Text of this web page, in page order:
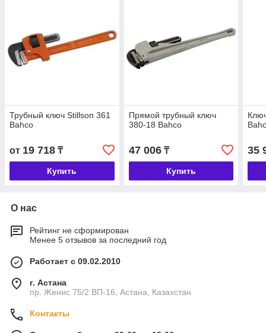
Трубный ключ Stillson 361
Bahco
от 19 718 ₸
Купить
Прямой трубный ключ
380-18 Bahco
47 006₸
Купить
35
О нас
Рейтинг не сформирован
Менее 5 отзывов за последний год
Работает с 09.02.2010
г. Астана
пр. Женис 75/2 ВП-16, Астана, Казахстан
Контакты